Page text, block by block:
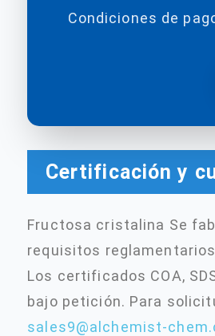
Condiciones de
Certificación y
Fructosa cristalina Se
requisitos
Los certificados COA,
bajo petición. Para
sales9@alchemist-